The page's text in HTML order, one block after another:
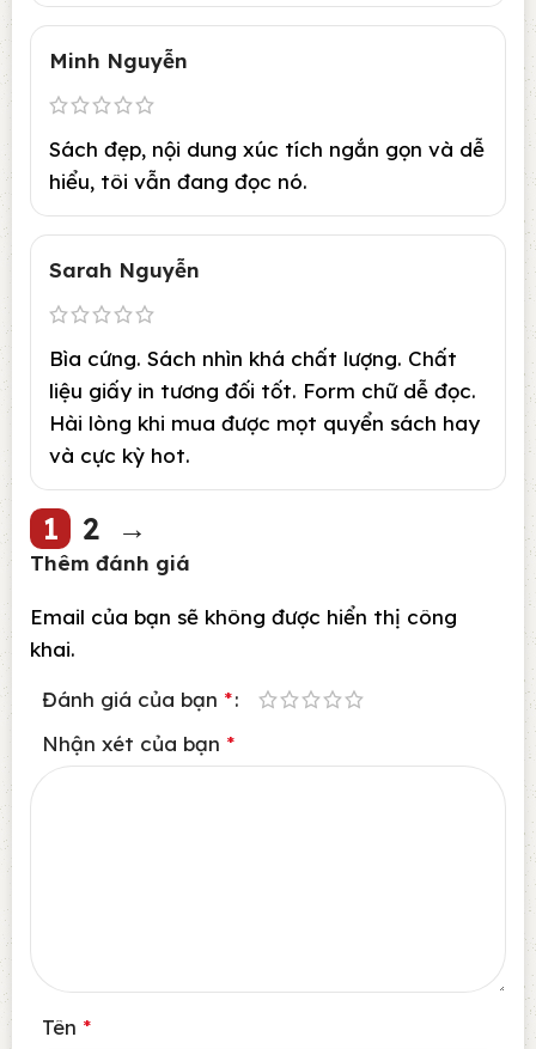
Minh Nguyễn
Sách đẹp, nội dung xúc tích ngắn gọn và dễ
hiểu, tôi vẫn đang đọc nó.
Sarah Nguyễn
Bìa cứng. Sách nhìn khá chất lượng. Chất
liệu giấy in tương đối tốt. Form chữ dễ đọc.
Hài lòng khi mua được mọt quyển sách hay
và cực kỳ hot.
1 2 →
Thêm đánh giá
Email của bạn sẽ không được hiển thị công
khai.
Đánh giá của bạn *
Nhận xét của bạn *
Tên *